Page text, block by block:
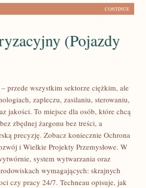
CONTINUE
(Pojazdy
przede wszystkim sektorze ciężkim, ale
zapleczu, zasilaniu, sterowaniu,
jakości. To miejsce dla osób, które chcą
zbędnej żargonu bez treści, a
precyzję. Zobacz koniecznie Ochrona
i Wielkie Projekty Przemysłowe. W
system wytwarzania oraz
wymagających: skrajnych
czy pracy 24/7. Techneau opisuje, jak